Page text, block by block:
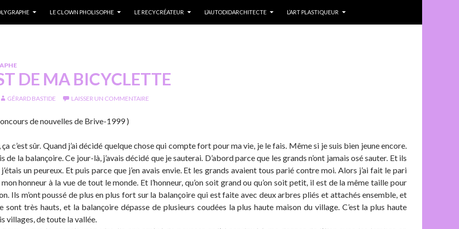
LE CLOWN PHOLISOPHE LE RECYCRÉATEUR L’AUTODIDARCHITECTE L’ART PLASTIQUEUR
DE MA BICYCLETTE
GÉRARD BASTIDE LAISSER UN COMMENTAIRE
de nouvelles de Brive-1999 )
c’est sûr. Quand j’ai décidé quelque chose qui compte fort pour ma vie, je le fais. Même si je suis bien jeune encore.
de la balançoire. Ce jour-là, j’avais décidé que je sauterai. D’abord parce que les grands n’ont jamais osé sauter. Et ils
j’étais un peureux. Et puis parce que j’en avais envie. Et les grands avaient tous parié contre moi. Alors j’ai fait le pari
honneur à la vue de tout le monde. Et l’honneur, qu’on soit grand ou qu’on soit petit, il est de la même taille pour
Ils m’ont poussé de plus en plus fort sur la balançoire qui est faite avec deux arbres pliés et attachés ensemble, et
sont très hauts, et la balançoire dépasse de plusieurs coudées la plus haute maison du village. C’est la plus haute
villages, de toute la vallée.